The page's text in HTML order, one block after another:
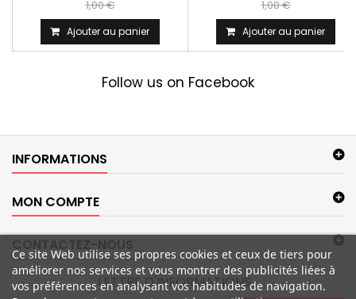
1,00 €
Ajouter au panier
1,00 €
Ajouter au panier
Follow us on Facebook
INFORMATIONS
MON COMPTE
CONTACTEZ-NOUS
LETTRE D'INFORMATIONS
Ce site Web utilise ses propres cookies et ceux de tiers pour
améliorer nos services et vous montrer des publicités liées à
vos préférences en analysant vos habitudes de navigation.